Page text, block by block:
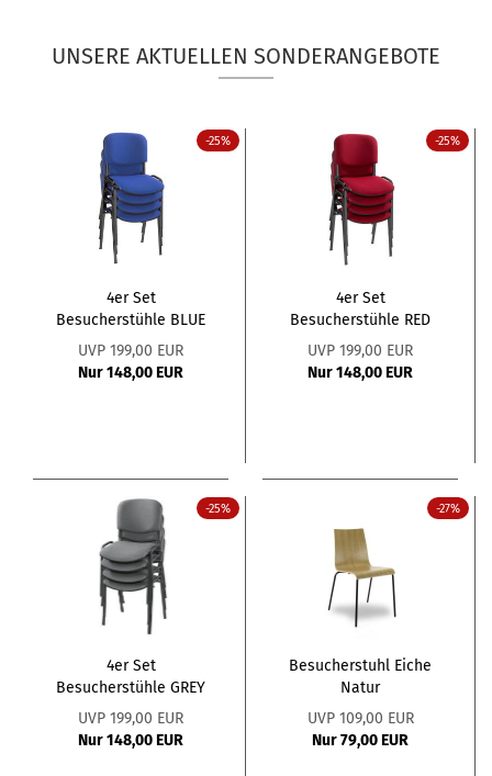
UNSERE AKTUELLEN SONDERANGEBOTE
-25%
4er Set
Besucherstühle BLUE
UVP 199,00 EUR
Nur 148,00 EUR
-25%
4er Set
Besucherstühle RED
UVP 199,00 EUR
Nur 148,00 EUR
-25%
4er Set
Besucherstühle GREY
UVP 199,00 EUR
Nur 148,00 EUR
-27%
Besucherstuhl Eiche
Natur
UVP 109,00 EUR
Nur 79,00 EUR